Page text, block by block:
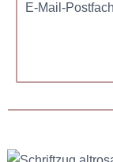
E-Mail-